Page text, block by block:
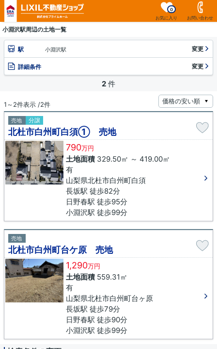
お気に入り
0
お問い合わせ
小淵沢駅周辺の土地一覧
駅 小淵沢駅 変更
詳細条件 変更
2 件
1～2件表示 /2件
売地 分譲
北杜市白州町白須① 売地
790万円
土地面積329.50㎡ ～ 419.00㎡
有
山梨県北杜市白州町白須
長坂駅 徒歩82分
日野春駅 徒歩95分
小淵沢駅 徒歩99分
売地
北杜市白州町台ケ原 売地
1,290万円
土地面積559.31㎡
有
山梨県北杜市白州町台ヶ原
長坂駅 徒歩79分
日野春駅 徒歩90分
小淵沢駅 徒歩99分